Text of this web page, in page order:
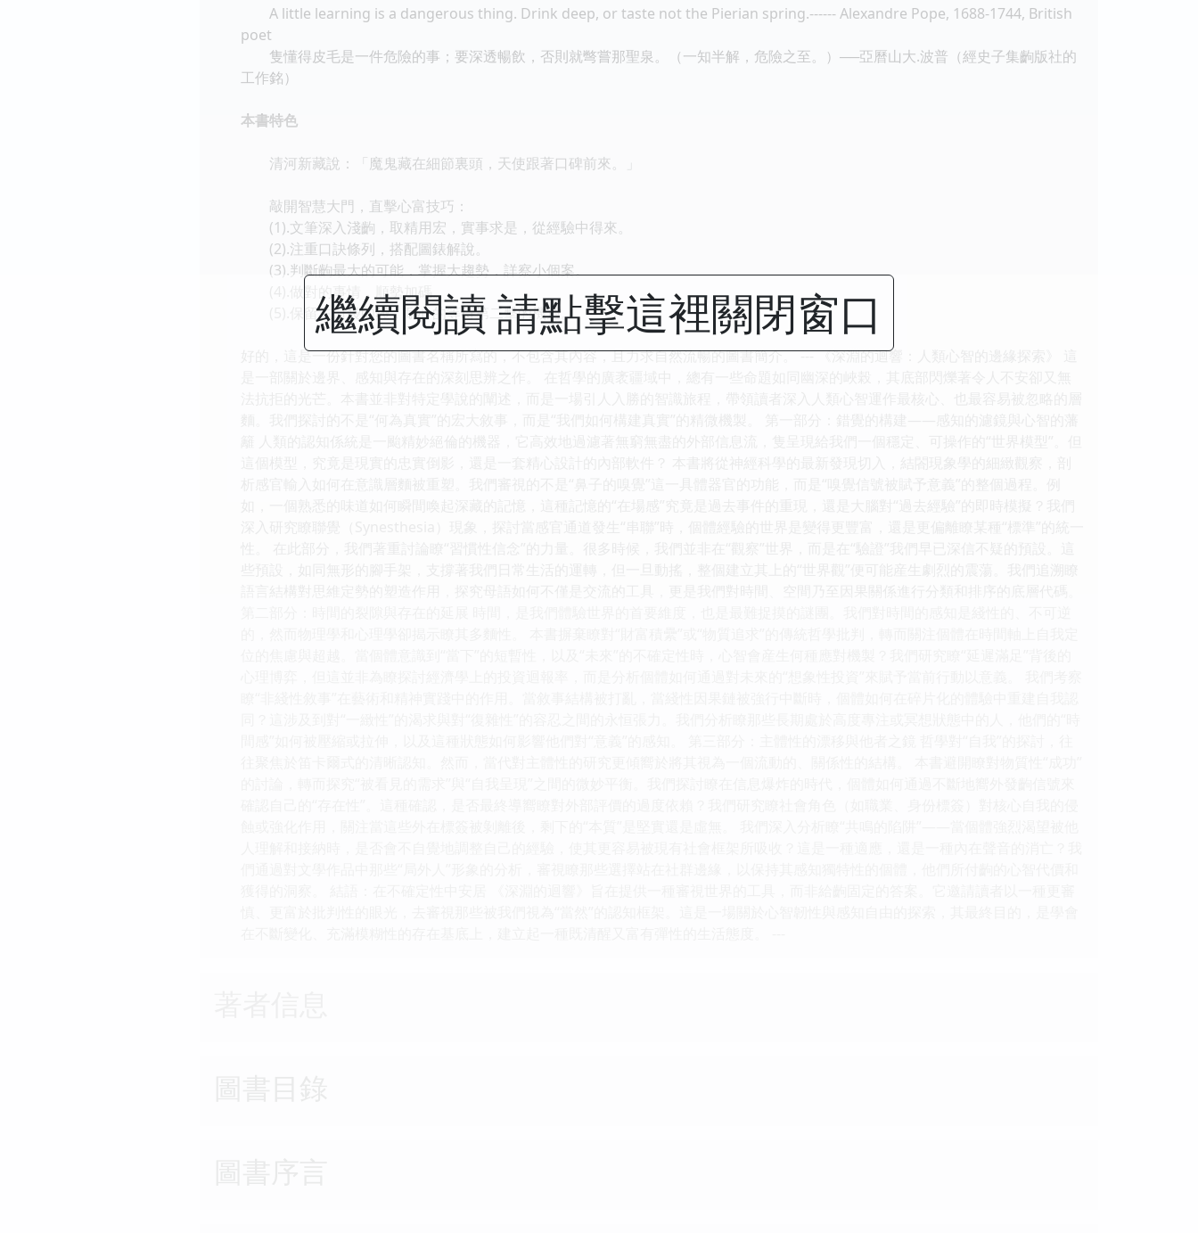
A little learning is a dangerous thing. Drink deep, or taste not the Pierian spring.------ Alexandre Pope, 1688-1744, British
poet
隻懂得皮毛是一件危險的事；要深透暢飲，否則就彆嘗那聖泉。（一知半解，危險之至。）──亞曆山大.波普（經史子集齣版社的
工作銘）
本書特色
清河新藏說：「魔鬼藏在細節裏頭，天使跟著口碑前來。」
敲開智慧大門，直擊心富技巧：
(1).文筆深入淺齣，取精用宏，實事求是，從經驗中得來。
(2).注重口訣條列，搭配圖錶解說。
(3).判斷齣最大的可能，掌握大趨勢，詳察小個案。
(4).做對的事情，順勢加碼。
(5).保留左口袋的錢，耐心的等待第二擊的機遇。
好的，這是一份針對您的圖書名稱所寫的，不包含其內容，且力求自然流暢的圖書簡介。 --- 《深淵的迴響：人類心智的邊緣探索》 這
繼續閱讀 請點擊這裡關閉窗口